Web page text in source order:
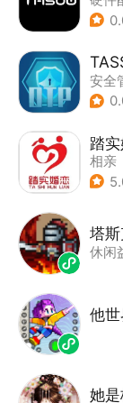
安全
踏
相亲
塔
休闲
他
她